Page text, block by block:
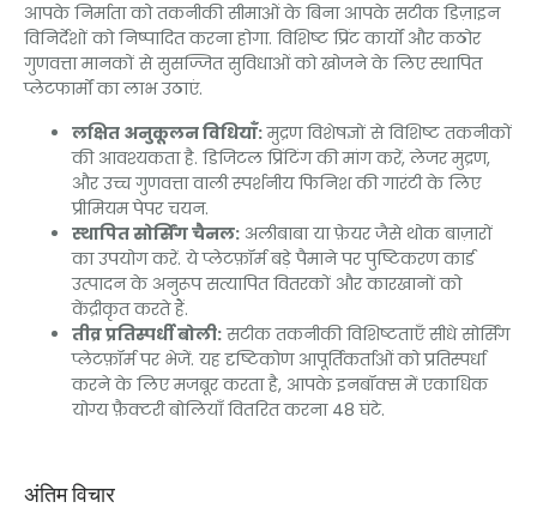
आपके निर्माता को तकनीकी सीमाओं के बिना आपके सटीक डिज़ाइन
विनिर्देशों को निष्पादित करना होगा. विशिष्ट प्रिंट कार्यों और कठोर
गुणवत्ता मानकों से सुसज्जित सुविधाओं को खोजने के लिए स्थापित
प्लेटफार्मों का लाभ उठाएं.
लक्षित अनुकूलन विधियाँ:मुद्रण विशेषज्ञों से विशिष्ट तकनीकों
की आवश्यकता है. डिजिटल प्रिंटिंग की मांग करें, लेजर मुद्रण,
और उच्च गुणवत्ता वाली स्पर्शनीय फिनिश की गारंटी के लिए
प्रीमियम पेपर चयन.
स्थापित सोर्सिंग चैनल: अलीबाबा या फ़ेयर जैसे थोक बाज़ारों
का उपयोग करें. ये प्लेटफ़ॉर्म बड़े पैमाने पर पुष्टिकरण कार्ड
उत्पादन के अनुरूप सत्यापित वितरकों और कारखानों को
केंद्रीकृत करते हैं.
तीव्र प्रतिस्पर्धी बोली:सटीक तकनीकी विशिष्टताएँ सीधे सोर्सिंग
प्लेटफ़ॉर्म पर भेजें. यह दृष्टिकोण आपूर्तिकर्ताओं को प्रतिस्पर्धा
करने के लिए मजबूर करता है, आपके इनबॉक्स में एकाधिक
योग्य फ़ैक्टरी बोलियाँ वितरित करना 48 घंटे.
अंतिम विचार